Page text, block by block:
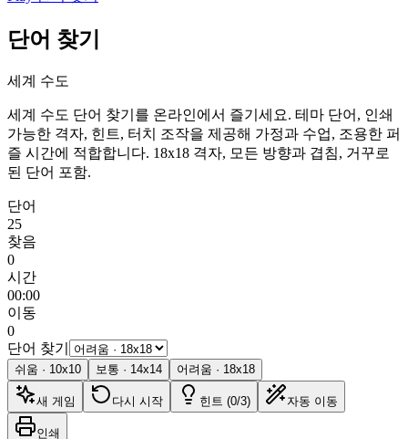
단어 찾기
세계 수도
세계 수도 단어 찾기를 온라인에서 즐기세요. 테마 단어, 인쇄
가능한 격자, 힌트, 터치 조작을 제공해 가정과 수업, 조용한 퍼
즐 시간에 적합합니다. 18x18 격자, 모든 방향과 겹침, 거꾸로
된 단어 포함.
단어
25
찾음
0
시간
00:00
이동
0
단어 찾기
쉬움 · 10x10 보통 · 14x14 어려움 · 18x18
새 게임 다시 시작 힌트 (0/3) 자동 이동
인쇄